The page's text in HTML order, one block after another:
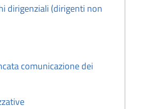
dirigenziali (dirigenti non
comunicazione dei